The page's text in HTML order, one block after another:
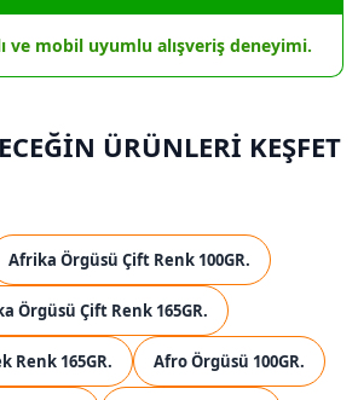
ve mobil uyumlu alışveriş deneyimi.
ÜRÜNLERİ KEŞFET
Afrika Örgüsü Çift Renk 100GR.
Örgüsü Çift Renk 165GR.
Renk 165GR. Afro Örgüsü 100GR.